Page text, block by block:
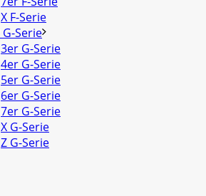
X F-Serie
G-Serie
3er G-Serie
4er G-Serie
5er G-Serie
6er G-Serie
7er G-Serie
X G-Serie
Z G-Serie